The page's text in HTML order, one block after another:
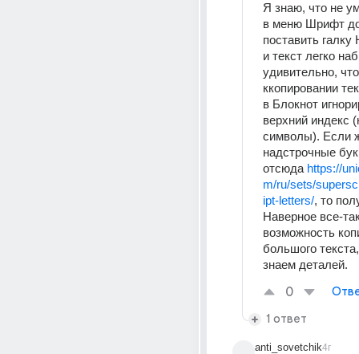
Я знаю, что не
в меню Шрифт
поставить
и текст легко
удивительно,
ккопировании
в Блокнот
верхний индекс
символы). Если
надстрочные
отсюда https://
m/ru/sets/
ipt-letters/, то
Наверное все-
возможность
большого
знаем деталей.
0
1 ответ
anti_sovetchik4г